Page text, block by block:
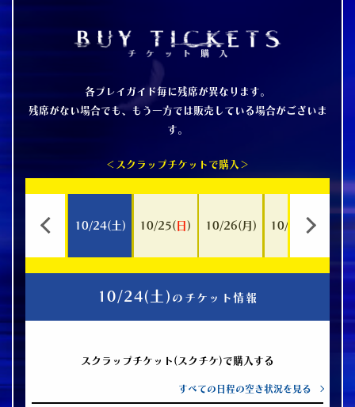
各プレイガイド毎に残席が異なります。
残席がない場合でも、もう一方では販売している場合がございま
す。
＜スクラップチケットで購入＞
10/24(土) 10/25( 日 ) 10/26( 月 ) 10/ 火
10/24( 土 ) のチケット情報
スクラップチケット(スクチケ)で購入する
すべての日程の空き状況を見る